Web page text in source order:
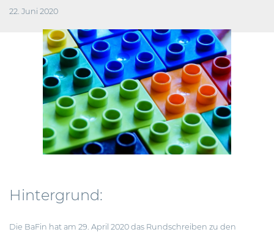
22. Juni 2020
Hintergrund:
Die BaFin hat am 29. April 2020 das Rundschreiben zu den